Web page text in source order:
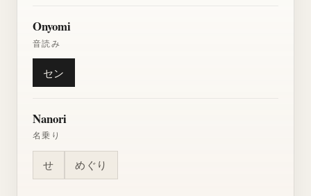
Onyomi
音読み
セン
Nanori
名乗り
せ めぐり